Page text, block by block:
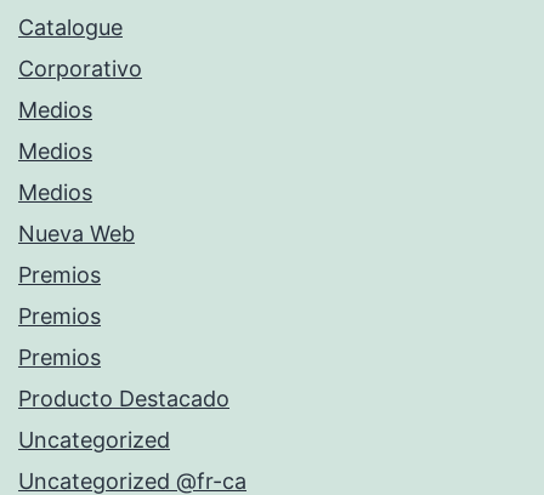
Catalogue
Corporativo
Medios
Medios
Medios
Nueva Web
Premios
Premios
Premios
Producto Destacado
Uncategorized
Uncategorized @fr-ca